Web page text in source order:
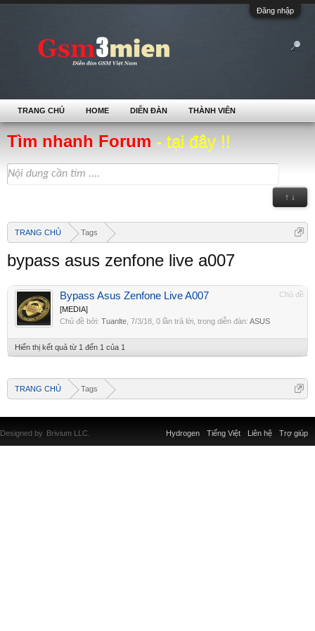
Đăng nhập
Tìm nhanh Forum - tại đây !!
↑ ↓
TRANG CHỦ Tags
bypass asus zenfone live a007
Chủ đề
Bypass Asus Zenfone Live A007
[MEDIA]
Chủ đề bởi: Tuanlte 7/3/18 , 0 lần trả lời, trong diễn đàn: ASUS
Hiển thị kết quả từ 1 đến 1 của 1
TRANG CHỦ Tags
TRANG CHỦ HOME DIỄN ĐÀN THÀNH VIÊN
Liên hệ Trợ giúp
Hydrogen Tiếng Việt
Designed by Brivium LLC.